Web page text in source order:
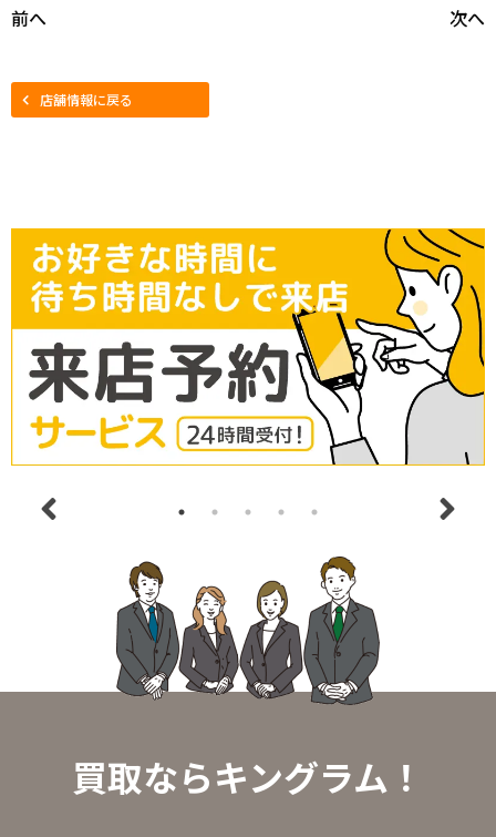
前へ 次へ
店舗情報に戻る
買取ならキングラム！